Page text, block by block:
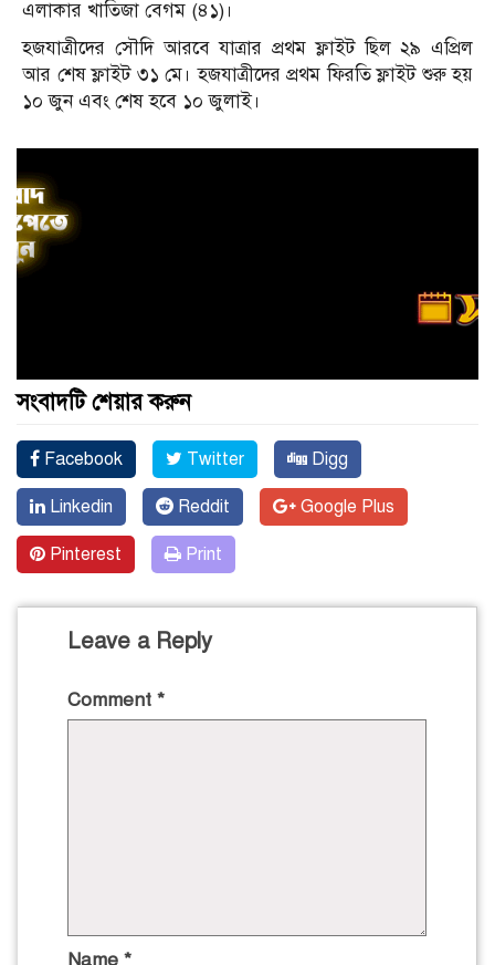
এলাকার খাতিজা বেগম (৪১)।
হজযাত্রীদের সৌদি আরবে যাত্রার প্রথম ফ্লাইট ছিল ২৯ এপ্রিল
আর শেষ ফ্লাইট ৩১ মে। হজযাত্রীদের প্রথম ফিরতি ফ্লাইট শুরু হয়
১০ জুন এবং শেষ হবে ১০ জুলাই।
সংবাদটি শেয়ার করুন
Facebook Twitter Digg
Linkedin Reddit Google Plus
Pinterest Print
Leave a Reply
Comment *
Name *